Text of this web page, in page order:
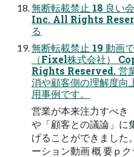
無断転載禁⽌ 18 良
Inc. All Rights
る
無断転載禁⽌ 19 動画
（Fixel株式会社）
Rights Reserved. 営
消や顧客側の理解度向
⽤事例です。
営業が本来注⼒すべき
や「顧客との議論」に
げることができました
ーション動画 概 要 p